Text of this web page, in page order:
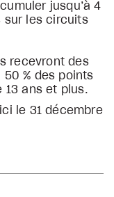
jusqu’à 4
sur les circuits
recevront des
% des points
13 ans et plus.
le 31 décembre